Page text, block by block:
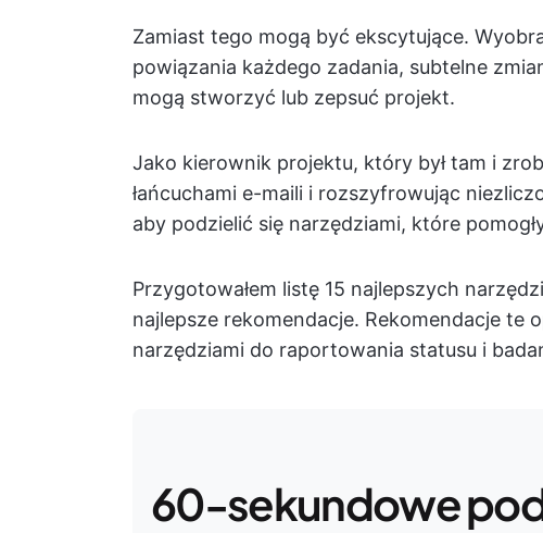
Zamiast tego mogą być ekscytujące.
powiązania każdego zadania, subtelne
mogą stworzyć lub zepsuć projekt.
Jako kierownik projektu, który był tam i
łańcuchami e-maili i rozszyfrowując
aby podzielić się narzędziami, które
Przygotowałem listę 15 najlepszych
najlepsze rekomendacje. Rekomendacje te
narzędziami do raportowania statusu i
60-sekundowe